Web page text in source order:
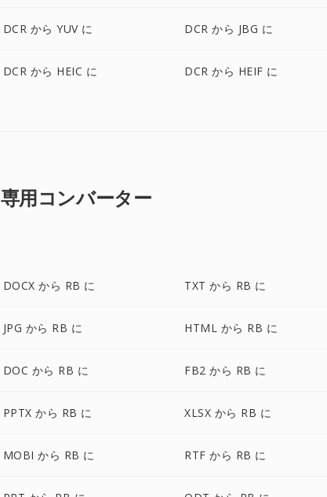
DCR から YUV に DCR から JBG に
DCR から HEIC に DCR から HEIF に
専用コンバーター
DOCX から RB に TXT から RB に
JPG から RB に HTML から RB に
DOC から RB に FB2 から RB に
PPTX から RB に XLSX から RB に
MOBI から RB に RTF から RB に